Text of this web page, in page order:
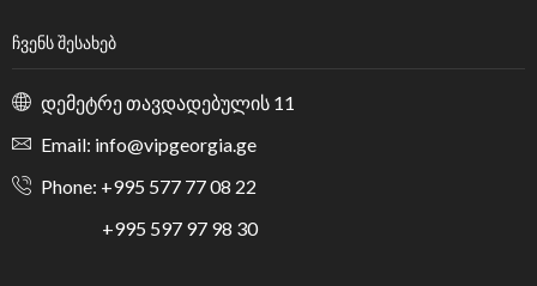
ᲩᲕᲔᲜᲡ ᲨᲔᲡᲐᲮᲔᲑ
დემეტრე თავდადებულის 11
Email: info@vipgeorgia.ge
Phone: +995 577 77 08 22
+995 597 97 98 30